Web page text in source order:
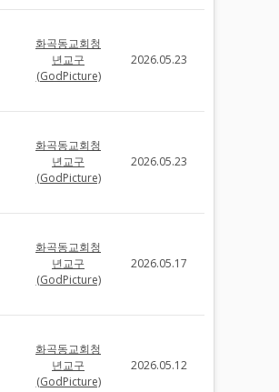
화곡동교회청
년교구
(GodPicture)
2026.05.23
화곡동교회청
년교구
(GodPicture)
2026.05.23
화곡동교회청
년교구
(GodPicture)
2026.05.17
화곡동교회청
년교구
(GodPicture)
2026.05.12